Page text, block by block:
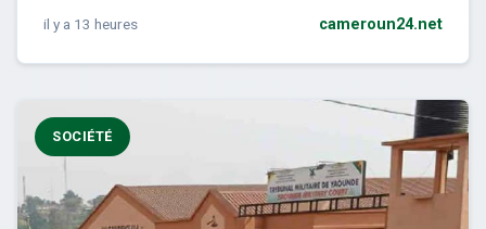
il y a 13 heures cameroun24.net
SOCIÉTÉ